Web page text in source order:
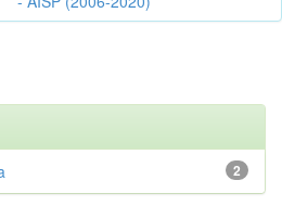
2